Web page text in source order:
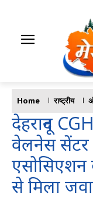
Home राष्ट्रीय
देहरादून
वेलनेस सेंटर
से मिला